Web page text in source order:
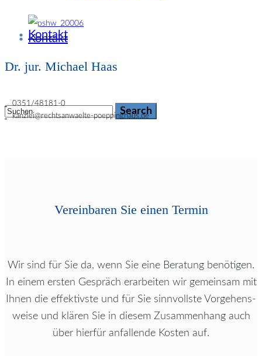
Kontakt
Kontakt
Dr. jur. Michael Haas
0351/48181-0
kanzlei@rechtsanwaelte-poeppinghaus.de
Vereinbaren Sie einen Termin
Wir sind für Sie da, wenn Sie eine Beratung benötigen.
In einem ersten Gespräch er­ar­bei­ten wir gemeinsam mit
Ihnen die ef­fek­tivs­te und für Sie sinn­volls­te Vor­ge­hens­
wei­se und klären Sie in diesem Zu­sam­men­hang auch
über hierfür an­fal­len­de Kosten auf.